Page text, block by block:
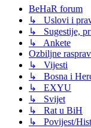
BeHaR forum
↳ Uslovi i
↳ Sugestije,
↳ Ankete
Ozbiljne
↳ Vijesti
↳ Bosna i
↳ EXYU
↳ Svijet
↳ Rat u BiH
↳ Povijest/